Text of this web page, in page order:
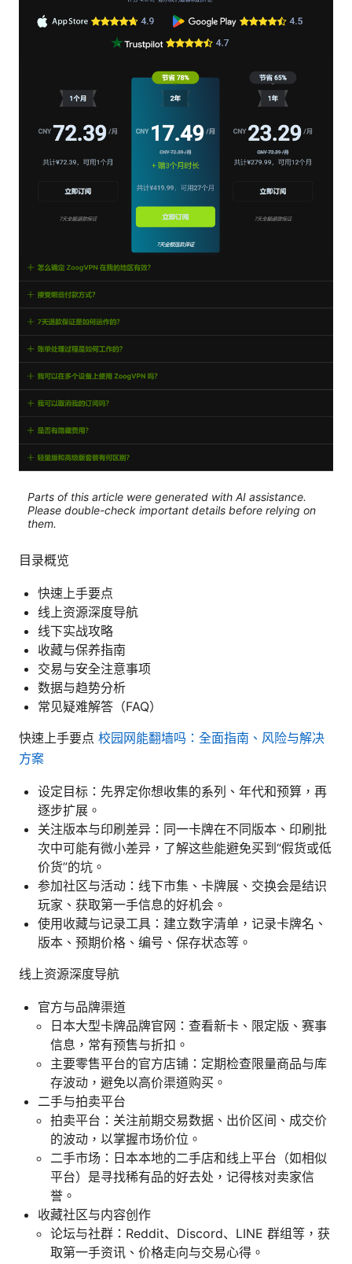
Parts of this article were generated with AI assistance.
Please double-check important details before relying on
them.
目录概览
快速上手要点
线上资源深度导航
线下实战攻略
收藏与保养指南
交易与安全注意事项
数据与趋势分析
常见疑难解答（FAQ）
快速上手要点 校园网能翻墙吗：全面指南、风险与解决
方案
设定目标：先界定你想收集的系列、年代和预算，再
逐步扩展。
关注版本与印刷差异：同一卡牌在不同版本、印刷批
次中可能有微小差异，了解这些能避免买到“假货或低
价货”的坑。
参加社区与活动：线下市集、卡牌展、交换会是结识
玩家、获取第一手信息的好机会。
使用收藏与记录工具：建立数字清单，记录卡牌名、
版本、预期价格、编号、保存状态等。
线上资源深度导航
官方与品牌渠道
日本大型卡牌品牌官网：查看新卡、限定版、赛事
信息，常有预售与折扣。
主要零售平台的官方店铺：定期检查限量商品与库
存波动，避免以高价渠道购买。
二手与拍卖平台
拍卖平台：关注前期交易数据、出价区间、成交价
的波动，以掌握市场价位。
二手市场：日本本地的二手店和线上平台（如相似
平台）是寻找稀有品的好去处，记得核对卖家信
誉。
收藏社区与内容创作
论坛与社群：Reddit、Discord、LINE 群组等，获
取第一手资讯、价格走向与交易心得。